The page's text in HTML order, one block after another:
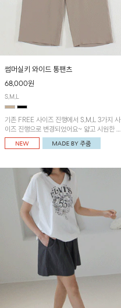
썸머실키 와이드 통팬츠
68,000원
S,M,L
기존 FREE 사이즈 진행에서 S,M,L 3가지 사
이즈 진행으로 변경되었어요~ 얇고 시원한 원
단으로 제작된 와이드팬츠! 베이직한 디자인으
로 코디 활용도가 높은 아이템이에요~